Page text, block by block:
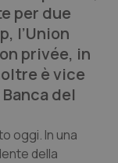
per due
l’Union
privée, in
è vice
del
oggi. In una
della